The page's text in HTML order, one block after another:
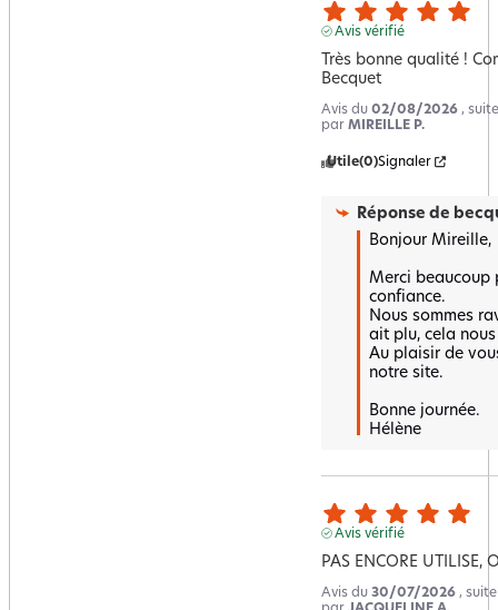
Avis vérifié
Très bonne qualité !
Becquet
Avis du 02/08/2026 ,
par MIREILLE P.
Utile(0)Signaler
Réponse de
Bonjour Mireille,
Merci beaucoup
confiance.
Nous sommes
ait plu, cela
Au plaisir de
notre site.
Bonne journée.
Hélène
Avis vérifié
PAS ENCORE UTILISE,
Avis du 30/07/2026 ,